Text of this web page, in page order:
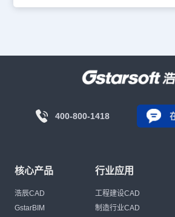
400-800-1418
核心产品
浩辰CAD
GstarBIM
行业应用
工程建设CAD
制造行业CAD